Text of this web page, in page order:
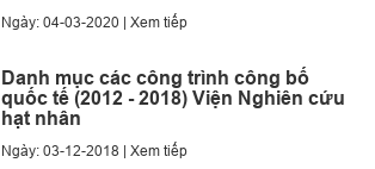
Ngày: 04-03-2020 | Xem tiếp
Danh mục các công trình công bố
quốc tế (2012 - 2018) Viện Nghiên cứu
hạt nhân
Ngày: 03-12-2018 | Xem tiếp